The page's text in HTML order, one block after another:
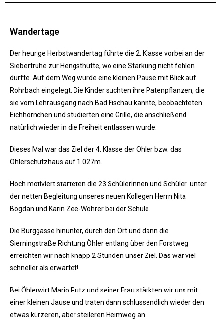
Wandertage
Der heurige Herbstwandertag führte die 2. Klasse vorbei an der
Siebertruhe zur Hengsthütte, wo eine Stärkung nicht fehlen
durfte. Auf dem Weg wurde eine kleinen Pause mit Blick auf
Rohrbach eingelegt. Die Kinder suchten ihre Patenpflanzen, die
sie vom Lehrausgang nach Bad Fischau kannte, beobachteten
Eichhörnchen und studierten eine Grille, die anschließend
natürlich wieder in die Freiheit entlassen wurde.
Dieses Mal war das Ziel der 4. Klasse der Öhler bzw. das
Öhlerschutzhaus auf 1.027m.
Hoch motiviert starteten die 23 Schülerinnen und Schüler unter
der netten Begleitung unseres neuen Kollegen Herrn Nita
Bogdan und Karin Zee-Wöhrer bei der Schule.
Die Burggasse hinunter, durch den Ort und dann die
Sierningstraße Richtung Öhler entlang über den Forstweg
erreichten wir nach knapp 2 Stunden unser Ziel. Das war viel
schneller als erwartet!
Bei Öhlerwirt Mario Putz und seiner Frau stärkten wir uns mit
einer kleinen Jause und traten dann schlussendlich wieder den
etwas kürzeren, aber steileren Heimweg an.